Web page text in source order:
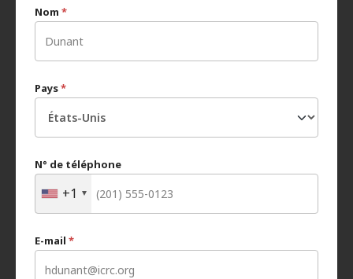
Nom *
Pays*
N° de téléphone
+1
E-mail *